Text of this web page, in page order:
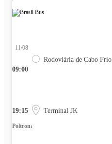
09:00
11/08
Rodoviária de Cabo Frio
19:15 Terminal JK
Poltrona